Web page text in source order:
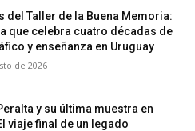
del Taller de la Buena Memoria:
que celebra cuatro décadas de
y enseñanza en Uruguay
de 2026
y su última muestra en
viaje final de un legado